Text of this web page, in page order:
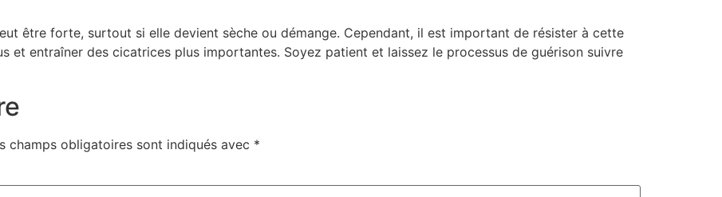
être forte, surtout si elle devient sèche ou démange. Cependant, il est important de résister à cette
et entraîner des cicatrices plus importantes. Soyez patient et laissez le processus de guérison suivre
champs obligatoires sont indiqués avec *